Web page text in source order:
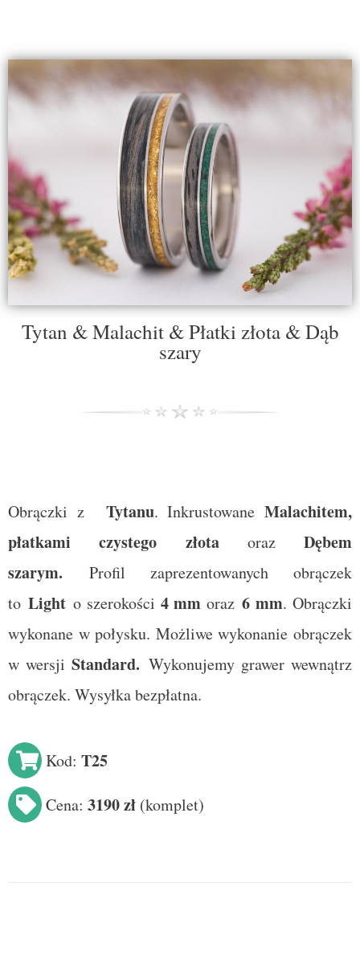
Tytan & Malachit & Płatki złota & Dąb
szary
Obrączki z Tytanu. InkrustowaneMalachitem,
płatkami czystego złota oraz Dębem
szarym. Profil zaprezentowanych obrączek
to Lighto szerokości 4mm oraz6 mm. Obrączki
wykonane w połysku. Możliwe wykonanie obrączek
w wersjiStandard. Wykonujemy grawer wewnątrz
obrączek. Wysyłka bezpłatna.
Kod: T25
Cena: 3190 zł (komplet)